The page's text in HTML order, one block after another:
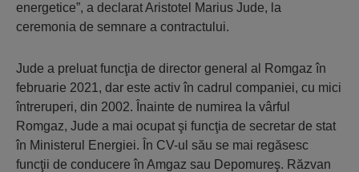
energetice”, a declarat Aristotel Marius Jude, la
ceremonia de semnare a contractului.
Jude a preluat funcţia de director general al Romgaz în
februarie 2021, dar este activ în cadrul companiei, cu mici
întreruperi, din 2002. Înainte de numirea la vârful
Romgaz, Jude a mai ocupat şi funcţia de secretar de stat
în Ministerul Energiei. În CV-ul său se mai regăsesc
funcţii de conducere în Amgaz sau Depomureş. Răzvan